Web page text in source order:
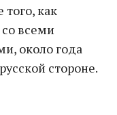
как
всеми
около года
стороне.